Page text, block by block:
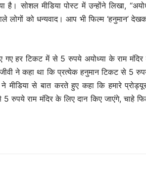
सोशल मीडिया पोस्ट में उन्होंने लिखा,
को धन्यवाद। आप भी फिल्म ‘हनुमान’
हर टिकट में से 5 रुपये अयोध्या के राम मंदिर
ने कहा था कि प्रत्येक हनुमान टिकट से 5
मीडिया से बात करते हुए कहा कि हमारे
रुपये राम मंदिर के लिए दान किए जाएंगे, चाहे